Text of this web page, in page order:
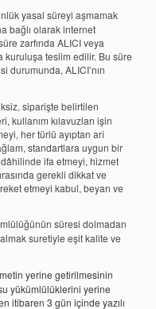
yasal süreyi aşmamak
bağlı olarak internet
zarfında ALICI veya
kuruluşa teslim edilir. Bu süre
durumunda, ALICI’nın
siparişte belirtilen
kullanım kılavuzları işin
her türlü ayıptan arî
standartlara uygun bir
ifa etmeyi, hizmet
gerekli dikkat ve
etmeyi kabul, beyan ve
süresi dolmadan
almak suretiyle eşit kalite ve
yerine getirilmesinin
yükümlülüklerini yerine
itibaren 3 gün içinde yazılı